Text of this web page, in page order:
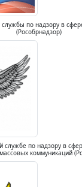
по надзору в
(Рособрнадзор)
службе по надзору в
коммуникаций